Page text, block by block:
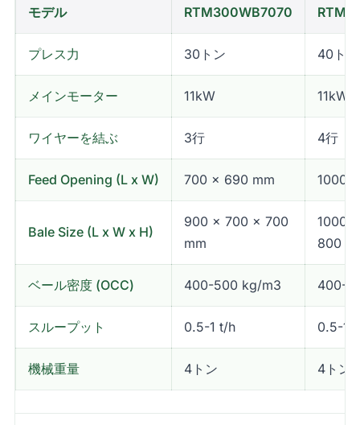
モデル RTM300WB7070
プレス力 30トン 40トン
メインモーター 11kW 11kW
ワイヤーを結ぶ 3行 4行
Feed Opening (L x W) 700 x 690 mm 1000
Bale Size (L x W x H)
900 x 700 x 700
mm
1000
800
ベール密度 (OCC) 400-500 kg/m3 400-
スループット 0.5-1 t/h 0.5-1
機械重量 4トン 4トン